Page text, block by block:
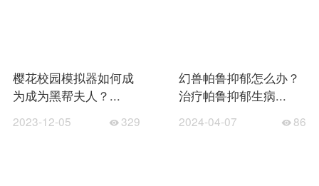
樱花校园模拟器如何成
为成为黑帮夫人？...
2023-12-05 329
幻兽帕鲁抑郁怎么办？
治疗帕鲁抑郁生病...
2024-04-07 86